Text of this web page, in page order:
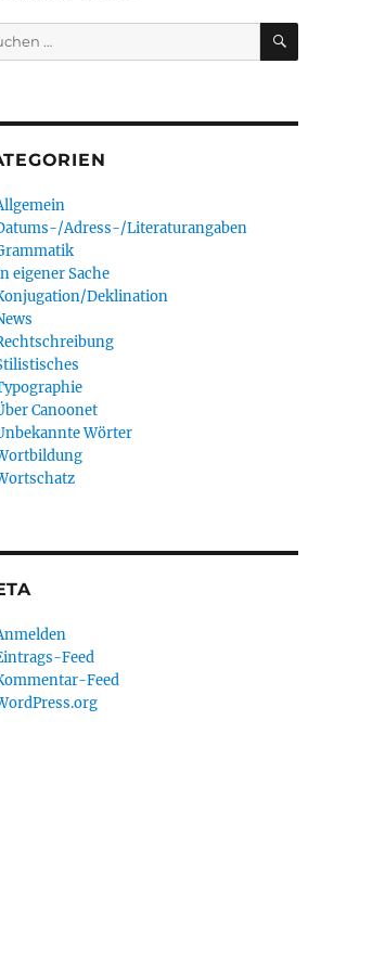
SUCHEN
Adress-/Literaturangaben
eigener Sache
Deklination
Canoonet
Wörter
Feed
Feed